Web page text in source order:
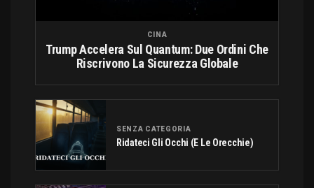
CINA
Trump Accelera Sul Quantum: Due Ordini Che
Riscrivono La Sicurezza Globale
SENZA CATEGORIA
Ridateci Gli Occhi (e Le Orecchie)